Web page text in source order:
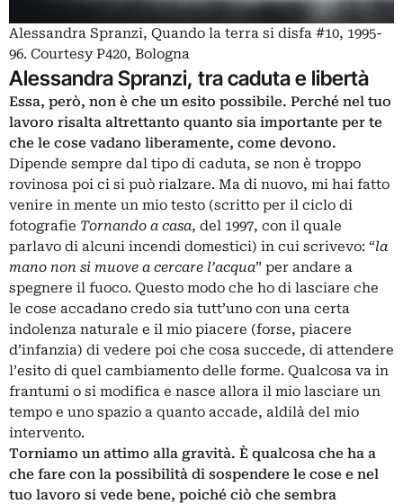
Alessandra Spranzi, Quando la terra si disfa #10, 1995-
96. Courtesy P420, Bologna
Alessandra Spranzi, tra caduta e libertà
Essa, però, non è che un esito possibile. Perché nel tuo
lavoro risalta altrettanto quanto sia importante per te
che le cose vadano liberamente, come devono.
Dipende sempre dal tipo di caduta, se non è troppo
rovinosa poi ci si può rialzare. Ma di nuovo, mi hai fatto
venire in mente un mio testo (scritto per il ciclo di
fotografie Tornando a casa, del 1997, con il quale
parlavo di alcuni incendi domestici) in cui scrivevo: “la
mano non si muove a cercare l’acqua” per andare a
spegnere il fuoco. Questo modo che ho di lasciare che
le cose accadano credo sia tutt’uno con una certa
indolenza naturale e il mio piacere (forse, piacere
d’infanzia) di vedere poi che cosa succede, di attendere
l’esito di quel cambiamento delle forme. Qualcosa va in
frantumi o si modifica e nasce allora il mio lasciare un
tempo e uno spazio a quanto accade, aldilà del mio
intervento.
Torniamo un attimo alla gravità. È qualcosa che ha a
che fare con la possibilità di sospendere le cose e nel
tuo lavoro si vede bene, poiché ciò che sembra